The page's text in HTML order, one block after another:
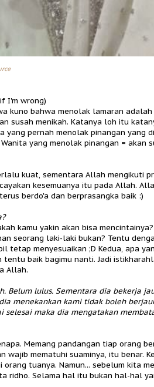
I'm wrong)
kuno bahwa menolak lamaran adalah
susah menikah. Katanya loh itu
pernah menolak pinangan yang
yang menolak pinangan = akan
kuat, sementara Allah mengikuti
kesemuanya itu pada Allah.
berdo'a dan berprasangka baik :)
kamu yakin akan bisa
seorang laki-laki bukan? Tentu
tetap menyesuaikan ;D Kedua, apa
baik bagimu nanti. Jadi
Allah.
Belum lulus. Sementara dia bekerja
menekankan kami tidak boleh
selesai maka dia mengatakan
Memang pandangan tiap orang
mematuhi suaminya, itu benar.
tuanya. Namun... sebelum kita
ridho. Selama hal itu bukan hal-hal